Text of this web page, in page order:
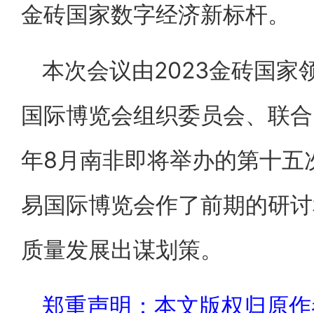
金砖国家数字经济新标杆。
本次会议由2023金砖国家
国际博览会组织委员会、联
年8月南非即将举办的第十
易国际博览会作了前期的研
质量发展出谋划策。
郑重声明：本文版权归原